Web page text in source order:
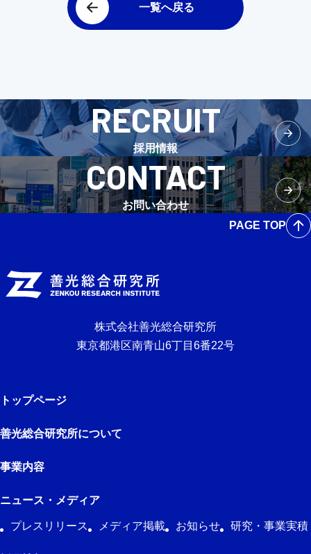
一覧へ戻る
RECRUIT
採用情報
CONTACT
お問い合わせ
PAGE TOP
株式会社善光総合研究所
東京都港区南青山6丁目6番22号
トップページ
善光総合研究所について
事業内容
ニュース・メディア
プレスリリース メディア掲載 お知らせ 研究・事業実積